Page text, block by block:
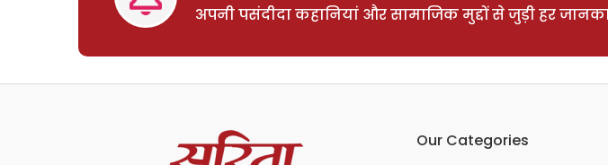
अपनी पसंदीदा कहानियां और सामाजिक मुद्दों से जुड़ी हर
Our Categories